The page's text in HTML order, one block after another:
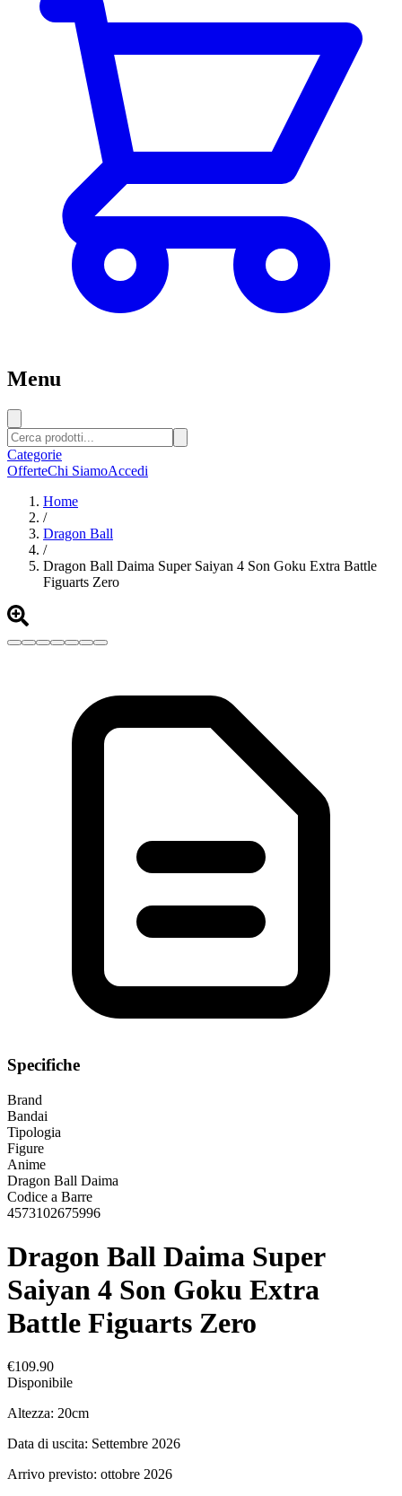
Menu
Categorie
OfferteChi SiamoAccedi
Home
/
Dragon Ball
/
Dragon Ball Daima Super Saiyan 4 Son Goku Extra Battle
Figuarts Zero
Specifiche
Brand
Bandai
Tipologia
Figure
Anime
Dragon Ball Daima
Codice a Barre
4573102675996
Dragon Ball Daima Super
Saiyan 4 Son Goku Extra
Battle Figuarts Zero
€109.90
Disponibile
Altezza: 20cm
Data di uscita: Settembre 2026
Arrivo previsto: ottobre 2026